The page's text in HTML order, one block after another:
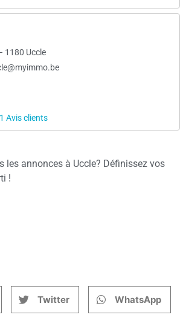
1180 Uccle
Avis clients
les annonces à Uccle? Définissez vos
!
Twitter WhatsApp